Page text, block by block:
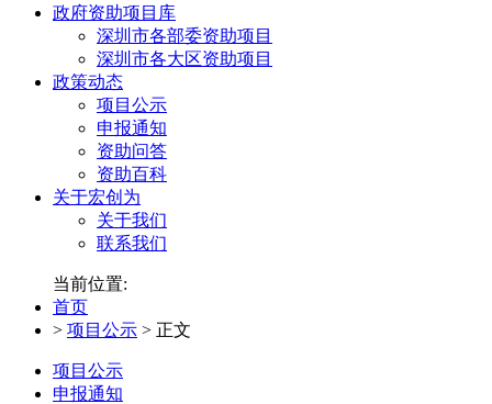
政府资助项目库
深圳市各部委资助项目
深圳市各大区资助项目
政策动态
项目公示
申报通知
资助问答
资助百科
关于宏创为
关于我们
联系我们
当前位置:
首页
> 项目公示 > 正文
项目公示
申报通知